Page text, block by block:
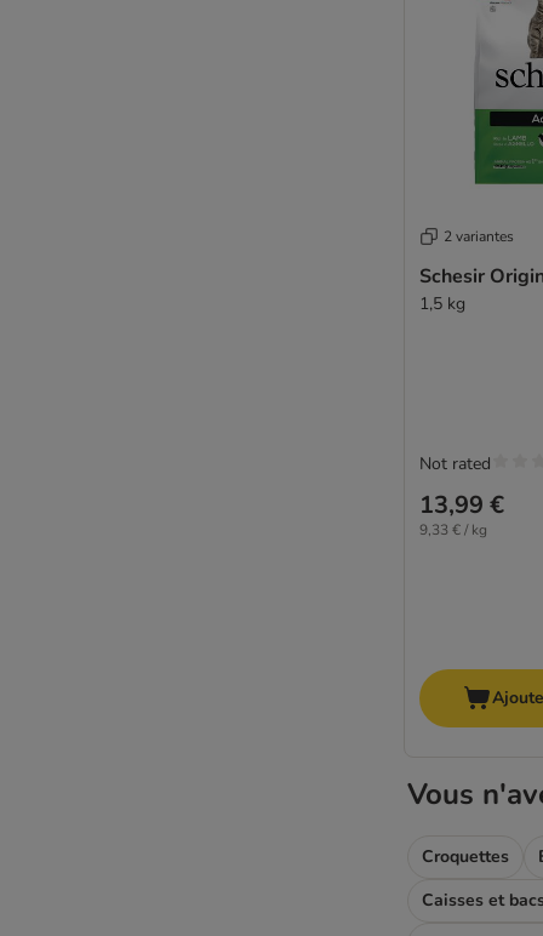
2 variantes
Schesir
1,5 kg
13,99 €
9,33 € / kg
Not rated
Vous
Croquettes
Caisses et